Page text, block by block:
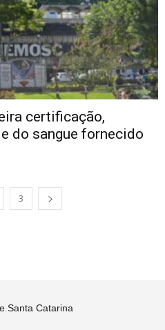
certificação,
do sangue fornecido
3